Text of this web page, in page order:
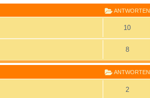
ANTWORTEN
10
8
ANTWORTEN
2